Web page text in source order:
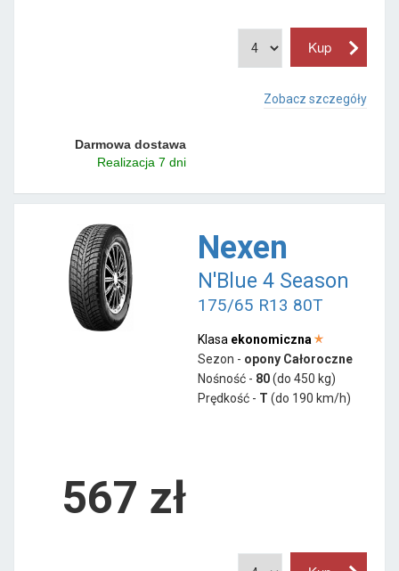
Zobacz szczegóły
Darmowa dostawa
Realizacja 7 dni
Nexen
N'Blue 4 Season
175/65 R13 80T
Klasa ekonomiczna
Sezon - opony Całoroczne
Nośność - 80(do 450 kg)
Prędkość - T (do 190 km/h)
567 zł